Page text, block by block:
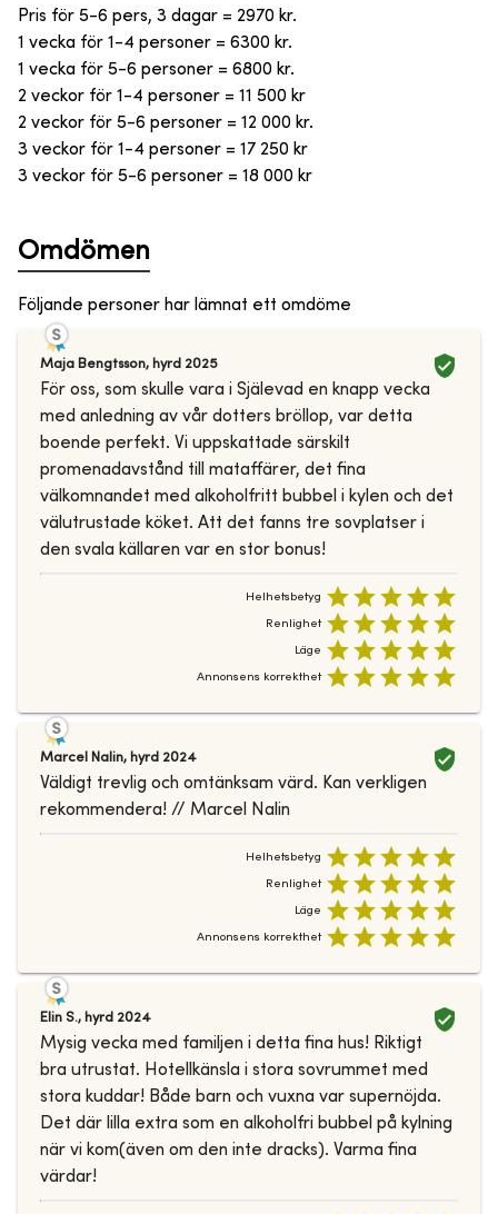
Pris för 5-6 pers, 3 dagar = 2970 kr.
1 vecka för 1-4 personer = 6300 kr.
1 vecka för 5-6 personer = 6800 kr.
2 veckor för 1-4 personer = 11 500 kr
2 veckor för 5-6 personer = 12 000 kr.
3 veckor för 1-4 personer = 17 250 kr
3 veckor för 5-6 personer = 18 000 kr
Omdömen
Följande personer har lämnat ett omdöme
Maja Bengtsson, hyrd 2025
För oss, som skulle vara i Själevad en knapp vecka
med anledning av vår dotters bröllop, var detta
boende perfekt. Vi uppskattade särskilt
promenadavstånd till mataffärer, det fina
välkomnandet med alkoholfritt bubbel i kylen och det
välutrustade köket. Att det fanns tre sovplatser i
den svala källaren var en stor bonus!
Helhetsbetyg
Renlighet
Läge
Annonsens korrekthet
Marcel Nalin, hyrd 2024
Väldigt trevlig och omtänksam värd. Kan verkligen
rekommendera! // Marcel Nalin
Helhetsbetyg
Renlighet
Läge
Annonsens korrekthet
Elin S., hyrd 2024
Mysig vecka med familjen i detta fina hus! Riktigt
bra utrustat. Hotellkänsla i stora sovrummet med
stora kuddar! Både barn och vuxna var supernöjda.
Det där lilla extra som en alkoholfri bubbel på kylning
när vi kom(även om den inte dracks). Varma fina
värdar!